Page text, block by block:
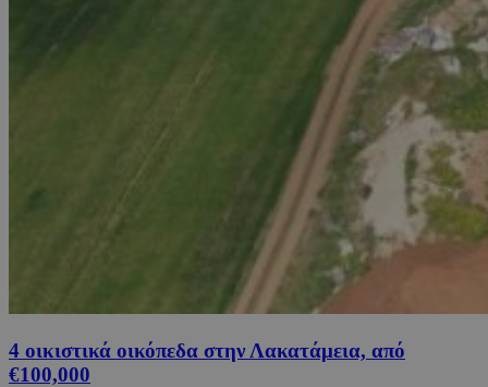
4 οικιστικά οικόπεδα στην Λακατάμεια, από
€100,000